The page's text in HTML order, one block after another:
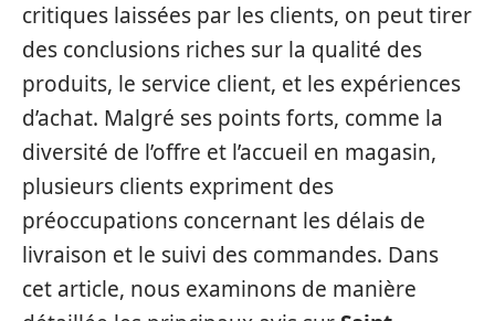
critiques laissées par les clients, on peut tirer
des conclusions riches sur la qualité des
produits, le service client, et les expériences
d’achat. Malgré ses points forts, comme la
diversité de l’offre et l’accueil en magasin,
plusieurs clients expriment des
préoccupations concernant les délais de
livraison et le suivi des commandes. Dans
cet article, nous examinons de manière